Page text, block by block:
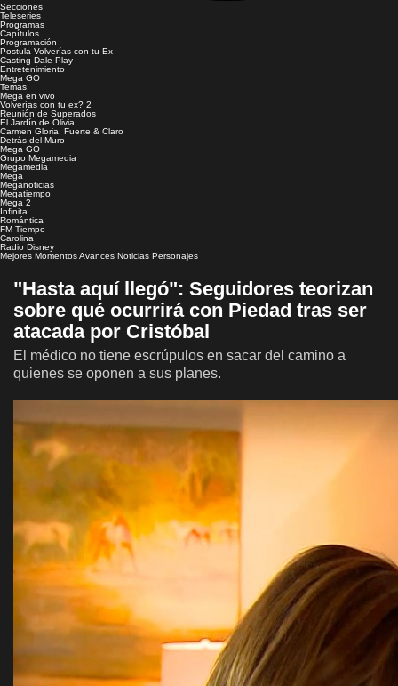
Secciones
Teleseries
Programas
Capítulos
Programación
Postula Volverías con tu Ex
Casting Dale Play
Entretenimiento
Mega GO
Temas
Mega en vivo
Volverías con tu ex? 2
Reunión de Superados
El Jardín de Olivia
Carmen Gloria, Fuerte & Claro
Detrás del Muro
Mega GO
Grupo Megamedia
Megamedia
Mega
Meganoticias
Megatiempo
Mega 2
Infinita
Romántica
FM Tiempo
Carolina
Radio Disney
Mejores MomentosAvances Noticias Personajes
"Hasta aquí llegó": Seguidores teorizan
sobre qué ocurrirá con Piedad tras ser
atacada por Cristóbal
El médico no tiene escrúpulos en sacar del camino a
quienes se oponen a sus planes.